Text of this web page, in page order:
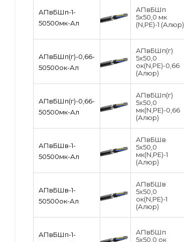
АПвБШп-1-
50500мк-Ал
АПвБШп
5х50,0 мк
(N,PE)-1 (Алюр)
АПвБШп(г)-0,66-
50500ок-Ал
АПвБШп(г)
5х50,0
ок(N,PE)-0,66
(Алюр)
АПвБШп(г)-0,66-
50500мк-Ал
АПвБШп(г)
5х50,0
мк(N,PE)-0,66
(Алюр)
АПвБШв-1-
50500мк-Ал
АПвБШв
5х50,0
мк(N,PE)-1
(Алюр)
АПвБШв-1-
50500ок-Ал
АПвБШв
5х50,0
ок(N,PE)-1
(Алюр)
АПвБШп-1-
АПвБШп
5х50,0 ок